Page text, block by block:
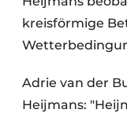
kreisförmige
Adrie van der
Heijmans: